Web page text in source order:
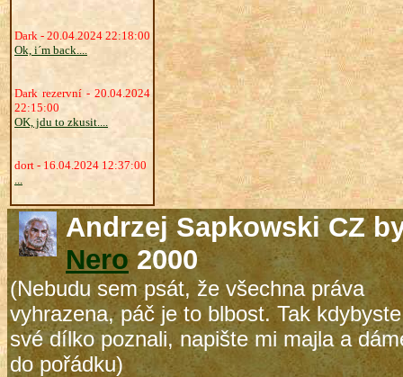
Dark - 20.04.2024 22:18:00
Ok, i´m back....
Dark rezervní - 20.04.2024
22:15:00
OK, jdu to zkusit....
dort - 16.04.2024 12:37:00
...
Andrzej Sapkowski CZ
Nero2000
(Nebudu sem psát, že všechna práva
vyhrazena, páč je to blbost. Tak
své dílko poznali, napište mi majla a
do pořádku)